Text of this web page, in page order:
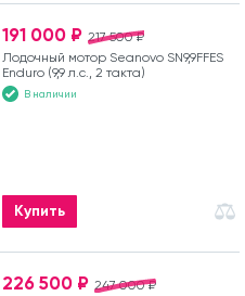
217 500 ₽
191 000 ₽
Лодочный мотор Seanovo SN9,9FFES
Enduro (9,9 л.с., 2 такта)
В наличии
Купить
247 000 ₽
226 500 ₽